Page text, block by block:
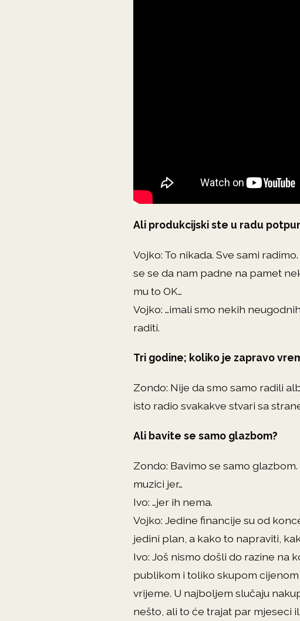
Ali produkcijski ste u radu
Vojko: To nikada. Sve sami
se se da nam padne na pamet
mu to OK…
Vojko: …imali smo nekih
raditi.
Tri godine; koliko je zapravo
Zondo: Nije da smo samo radili
isto radio svakakve stvari sa
Ali bavite se samo glazbom?
Zondo: Bavimo se samo
muzici jer…
Ivo: …jer ih nema.
Vojko: Jedine financije su od
jedini plan, a kako to napraviti,
Ivo: Još nismo došli do razine
publikom i toliko skupom
vrijeme. U najboljem slučaju
nešto, ali to će trajat par mjeseci